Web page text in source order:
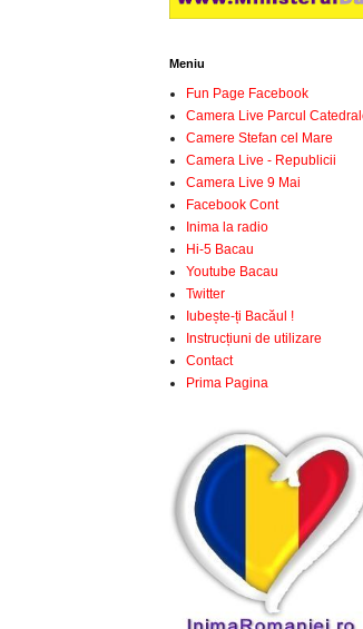
Meniu
Fun Page Facebook
Camera Live Parcul
Camere Stefan cel Mare
Camera Live - Republicii
Camera Live 9 Mai
Facebook Cont
Inima la radio
Hi-5 Bacau
Youtube Bacau
Twitter
Iubește-ți Bacăul !
Instrucțiuni de utilizare
Contact
Prima Pagina